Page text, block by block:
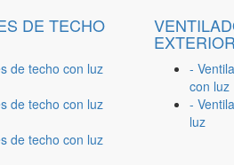
DE TECHO
de techo con luz
de techo con luz
de techo con luz
EXTERIOR
-
con luz
-
luz